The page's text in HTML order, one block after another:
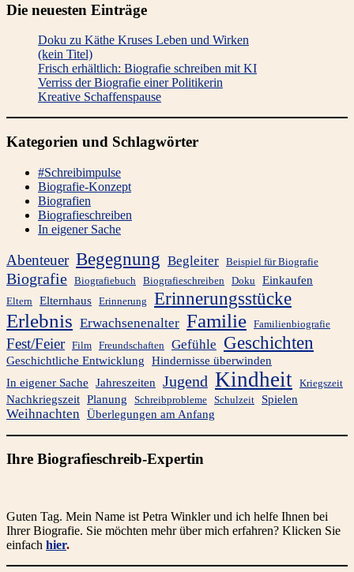
Die neuesten Einträge
Doku zu Käthe Kruses Leben und Wirken
(kein Titel)
Frisch erhältlich: Biografie schreiben mit KI
Verriss der Biografie einer Politikerin
Kreative Schaffenspause
Kategorien und Schlagwörter
#Schreibimpulse
Biografie-Konzept
Biografien
Biografieschreiben
In eigener Sache
Abenteuer Begegnung Begleiter Beispiel für Biografie
Biografie Biografiebuch Biografieschreiben Doku Einkaufen
Eltern Elternhaus Erinnerung Erinnerungsstücke
Erlebnis Erwachsenenalter Familie Familienbiografie
Fest/Feier Film Freundschaften Gefühle Geschichten
Geschichtliche Entwicklung Hindernisse überwinden
In eigener Sache Jahreszeiten Jugend Kindheit Kriegszeit
Nachkriegszeit Planung Schreibprobleme Schulzeit Spielen
Weihnachten Überlegungen am Anfang
Ihre Biografieschreib-Expertin
Guten Tag. Mein Name ist Petra Winkler und ich helfe Ihnen bei
Ihrer Biografie. Sie möchten mehr über mich erfahren? Klicken Sie
einfach hier.